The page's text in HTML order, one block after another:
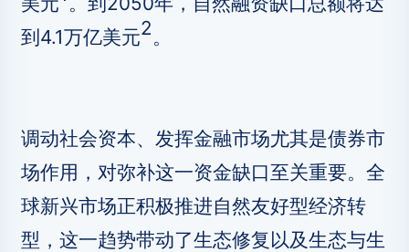
到4.1万亿美元2。
调动社会资本、发挥金融市场尤其是债券市
场作用，对弥补这一资金缺口至关重要。全
球新兴市场正积极推进自然友好型经济转
型，这一趋势带动了生态修复以及生态与生